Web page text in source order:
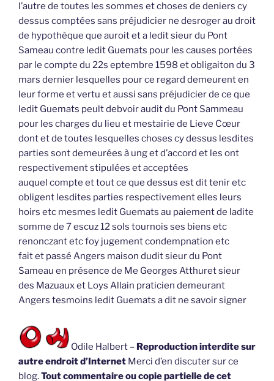
l’autre de toutes les sommes et choses de deniers cy
dessus comptées sans préjudicier ne desroger au droit
de hypothèque que auroit et a ledit sieur du Pont
Sameau contre ledit Guemats pour les causes portées
par le compte du 22s eptembre 1598 et obligaiton du 3
mars dernier lesquelles pour ce regard demeurent en
leur forme et vertu et aussi sans préjudicier de ce que
ledit Guemats peult debvoir audit du Pont Sammeau
pour les charges du lieu et mestairie de Lieve Cœur
dont et de toutes lesquelles choses cy dessus lesdites
parties sont demeurées à ung et d’accord et les ont
respectivement stipulées et acceptées
auquel compte et tout ce que dessus est dit tenir etc
obligent lesdites parties respectivement elles leurs
hoirs etc mesmes ledit Guemats au paiement de ladite
somme de 7 escuz 12 sols tournois ses biens etc
renonczant etc foy jugement condempnation etc
fait et passé Angers maison dudit sieur du Pont
Sameau en présence de Me Georges Atthuret sieur
des Mazuaux et Loys Allain praticien demeurant
Angers tesmoins ledit Guemats a dit ne savoir signer
Odile Halbert – Reproduction interdite sur
autre endroit d’Internet Merci d’en discuter sur ce
blog.Tout commentaire ou copie partielle de cet